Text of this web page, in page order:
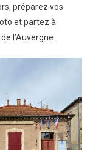
préparez vos
et partez à
l’Auvergne.